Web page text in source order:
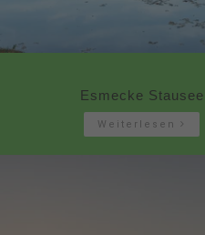
Esmecke Stausee
Weiterlesen